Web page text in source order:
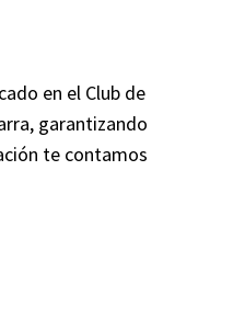
en el Club de
garantizando
te contamos